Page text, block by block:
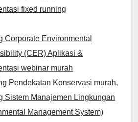
fixed running
Corporate Environmental
(CER) Aplikasi &
webinar murah
Pendekatan Konservasi murah,
Sistem Manajemen Lingkungan
Management System)